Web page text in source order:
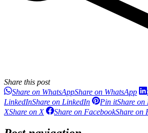
Share this post
Share on WhatsAppShare on WhatsApp
LinkedInShare on LinkedIn Pin itShare on
XShare on X Share on FacebookShare on